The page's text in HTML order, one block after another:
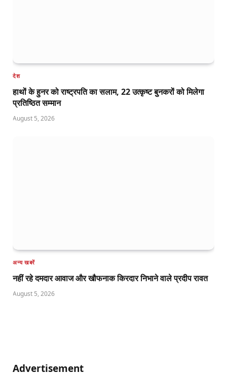
देश
हाथों के हुनर को राष्ट्रपति का सलाम, 22 उत्कृष्ट बुनकरों को मिलेगा
प्रतिष्ठित सम्मान
August 5, 2026
अन्य खबरें
नहीं रहे दमदार आवाज और खौफनाक किरदार निभाने वाले प्रदीप रावत
August 5, 2026
Advertisement